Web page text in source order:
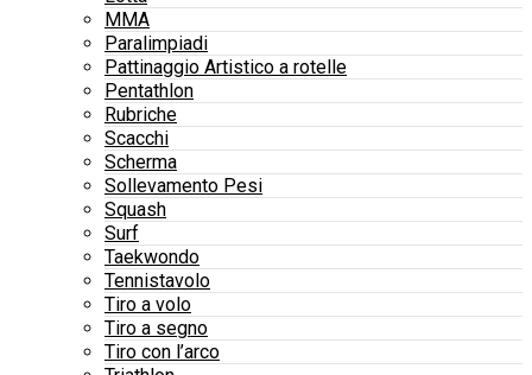
MMA
Paralimpiadi
Pattinaggio Artistico a rotelle
Pentathlon
Rubriche
Scacchi
Scherma
Sollevamento Pesi
Squash
Surf
Taekwondo
Tennistavolo
Tiro a volo
Tiro a segno
Tiro con l’arco